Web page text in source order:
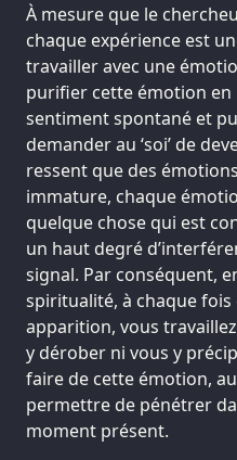
À mesure que le
chaque expérience est
travailler avec une
purifier cette émotion en
sentiment spontané et
demander au ‘soi’ de
ressent que des
immature, chaque
quelque chose qui est
un haut degré
signal. Par conséquent,
spiritualité, à chaque
apparition, vous
y dérober ni vous y
faire de cette émotion,
permettre de pénétrer
moment présent.